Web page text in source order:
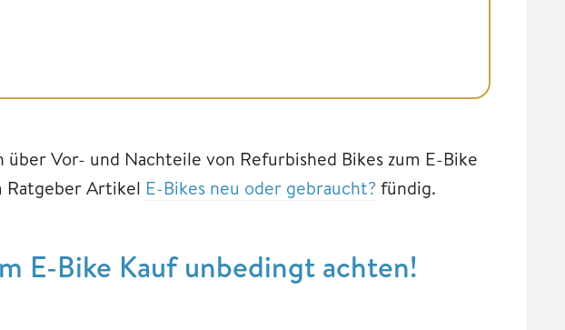
Vor- und Nachteile von Refurbished Bikes zum E-Bike
Ratgeber Artikel E-Bikes neu oder gebraucht? fündig.
E-Bike Kauf unbedingt achten!